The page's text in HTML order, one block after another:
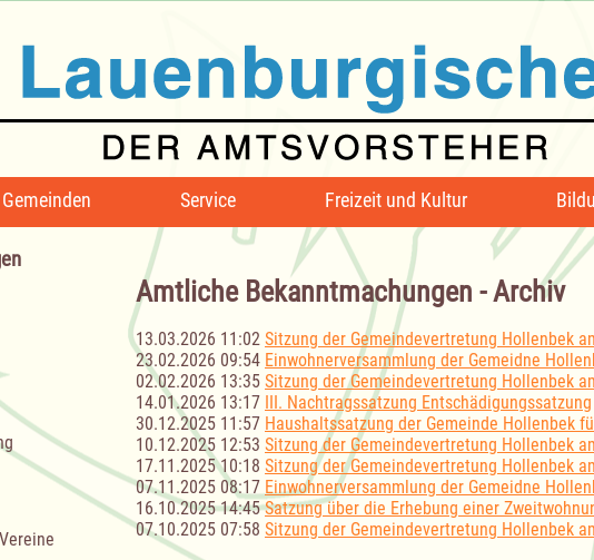
Gemeinden Service Freizeit und Kultur
Amtliche Bekanntmachungen - Archiv
13.03.2026 11:02 Sitzung der Gemeindevertretung Hollenbek
23.02.2026 09:54 Einwohnerversammlung der Gemeidne
02.02.2026 13:35 Sitzung der Gemeindevertretung Hollenbek
14.01.2026 13:17 III. Nachtragssatzung Entschädigungssatzung
30.12.2025 11:57 Haushaltssatzung der Gemeinde Hollenbek
10.12.2025 12:53 Sitzung der Gemeindevertretung Hollenbek
17.11.2025 10:18 Sitzung der Gemeindevertretung Hollenbek
07.11.2025 08:17 Einwohnerversammlung der Gemeidne
16.10.2025 14:45 Satzung über die Erhebung einer
07.10.2025 07:58 Sitzung der Gemeindevertretung Hollenbek